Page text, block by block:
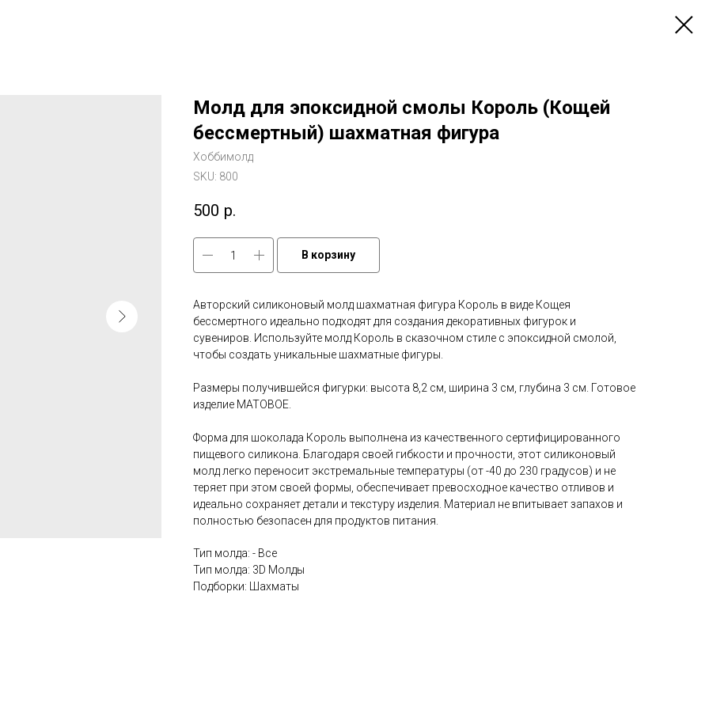
Молд для эпоксидной смолы Король (Кощей
бессмертный) шахматная фигура
Хоббимолд
SKU: 800
500 р.
В корзину
Авторский силиконовый молд шахматная фигура Король в виде Кощея
бессмертного идеально подходят для создания декоративных фигурок и
сувениров. Используйте молд Король в сказочном стиле с эпоксидной смолой,
чтобы создать уникальные шахматные фигуры.
Размеры получившейся фигурки: высота 8,2 см, ширина 3 см, глубина 3 см. Готовое
изделие МАТОВОЕ.
Форма для шоколада Король выполнена из качественного сертифицированного
пищевого силикона. Благодаря своей гибкости и прочности, этот силиконовый
молд легко переносит экстремальные температуры (от -40 до 230 градусов) и не
теряет при этом своей формы, обеспечивает превосходное качество отливов и
идеально сохраняет детали и текстуру изделия. Материал не впитывает запахов и
полностью безопасен для продуктов питания.
Тип молда: - Все
Тип молда: 3D Молды
Подборки: Шахматы